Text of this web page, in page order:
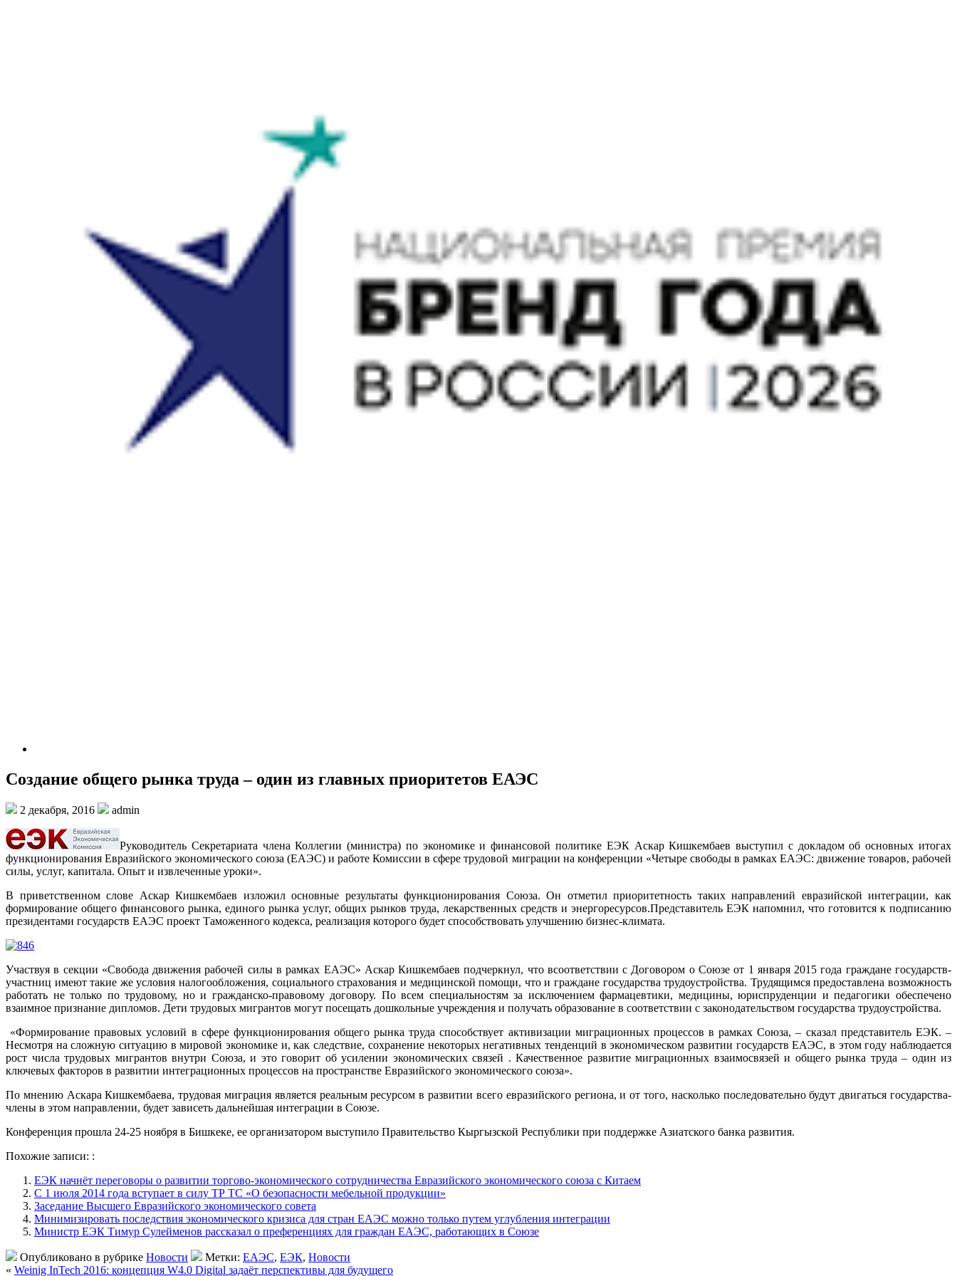
Создание общего рынка труда – один из главных приоритетов ЕАЭС
2 декабря, 2016 admin
Руководитель Секретариата члена Коллегии (министра) по экономике и финансовой политике ЕЭК Аскар Кишкембаев выступил с докладом об основных итогах
функционирования Евразийского экономического союза (ЕАЭС) и работе Комиссии в сфере трудовой миграции на конференции «Четыре свободы в рамках ЕАЭС: движение товаров, рабочей
силы, услуг, капитала. Опыт и извлеченные уроки».
В приветственном слове Аскар Кишкембаев изложил основные результаты функционирования Союза. Он отметил приоритетность таких направлений евразийской интеграции, как
формирование общего финансового рынка, единого рынка услуг, общих рынков труда, лекарственных средств и энергоресурсов.Представитель ЕЭК напомнил, что готовится к подписанию
президентами государств ЕАЭС проект Таможенного кодекса, реализация которого будет способствовать улучшению бизнес-климата.
Участвуя в секции «Свобода движения рабочей силы в рамках ЕАЭС» Аскар Кишкембаев подчеркнул, что всоответствии с Договором о Союзе от 1 января 2015 года граждане государств-
участниц имеют такие же условия налогообложения, социального страхования и медицинской помощи, что и граждане государства трудоустройства. Трудящимся предоставлена возможность
работать не только по трудовому, но и гражданско-правовому договору. По всем специальностям за исключением фармацевтики, медицины, юриспруденции и педагогики обеспечено
взаимное признание дипломов. Дети трудовых мигрантов могут посещать дошкольные учреждения и получать образование в соответствии с законодательством государства трудоустройства.
«Формирование правовых условий в сфере функционирования общего рынка труда способствует активизации миграционных процессов в рамках Союза, – сказал представитель ЕЭК. –
Несмотря на сложную ситуацию в мировой экономике и, как следствие, сохранение некоторых негативных тенденций в экономическом развитии государств ЕАЭС, в этом году наблюдается
рост числа трудовых мигрантов внутри Союза, и это говорит об усилении экономических связей . Качественное развитие миграционных взаимосвязей и общего рынка труда – один из
ключевых факторов в развитии интеграционных процессов на пространстве Евразийского экономического союза».
По мнению Аскара Кишкембаева, трудовая миграция является реальным ресурсом в развитии всего евразийского региона, и от того, насколько последовательно будут двигаться государства-
члены в этом направлении, будет зависеть дальнейшая интеграции в Союзе.
Конференция прошла 24-25 ноября в Бишкеке, ее организатором выступило Правительство Кыргызской Республики при поддержке Азиатского банка развития.
Похожие записи: :
ЕЭК начнёт переговоры о развитии торгово-экономического сотрудничества Евразийского экономического союза с Китаем
С 1 июля 2014 года вступает в силу ТР ТС «О безопасности мебельной продукции»
Заседание Высшего Евразийского экономического совета
Минимизировать последствия экономического кризиса для стран ЕАЭС можно только путем углубления интеграции
Министр ЕЭК Тимур Сулейменов рассказал о преференциях для граждан ЕАЭС, работающих в Союзе
Опубликовано в рубрике Новости Метки: ЕАЭС, ЕЭК, Новости
« Weinig InTech 2016: концепция W4.0 Digital задаёт перспективы для будущего